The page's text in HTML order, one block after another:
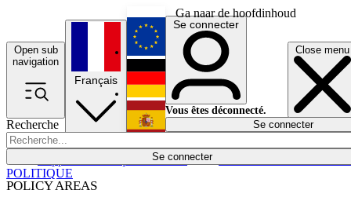
Ga naar de hoofdinhoud
Open sub
navigation
Close menu
Recherche
Se connecter
POLICY AREAS
Économie
Français
English
Deutsch
Español
Se connecter
Vous êtes déconnecté.
Se connecter
POLITIQUE